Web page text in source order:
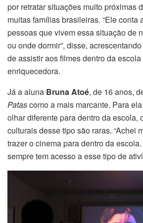
por retratar situações muito próximas
muitas famílias brasileiras. “Ele conta
pessoas que vivem essa situação de
ou onde dormir”, disse,
de assistir aos filmes dentro da
enriquecedora.
Já a aluna Bruna Atoé, de 16 anos,
Patascomo a mais marcante. Para
olhar diferente para dentro da escola,
culturais desse tipo são raras. “Achei
trazer o cinema para dentro da
sempre tem acesso a esse tipo de